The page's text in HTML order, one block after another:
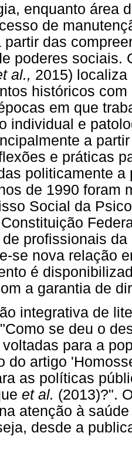
enquanto área
de
partir das
poderes sociais.
al., 2015)
históricos
em que
individual e
a
e práticas
politicamente
de 1990 foram
Social da
profissionais
se nova relação
é
a garantia de
integrativa de
se deu o
para a
do artigo
as políticas
et al. (2013)?".
atenção à
desde a